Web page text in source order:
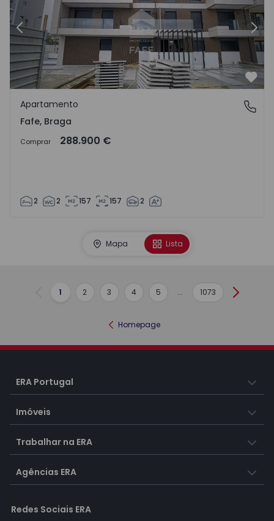
Anterior
Fafe, Braga
Apartamento
Fafe, Braga
Comprar 288.900 €
2 2 157 157 2
Mapa Lista
Anterior
1 2 3 4 5 ... 1073
Homepage
ERA Portugal
Imóveis
Trabalhar na ERA
Agências ERA
Redes Sociais ERA